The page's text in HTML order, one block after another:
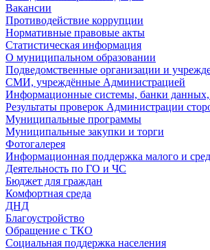
Вакансии
Противодействие коррупции
Нормативные правовые акты
Статистическая информация
О муниципальном образовании
Подведомственные организации и
СМИ, учреждённые Администрацией
Информационные системы, банки
Результаты проверок Администрации
Муниципальные программы
Муниципальные закупки и торги
Фотогалерея
Информационная поддержка малого и
Деятельность по ГО и ЧС
Бюджет для граждан
Комфортная среда
ДНД
Благоустройство
Обращение с ТКО
Социальная поддержка населения